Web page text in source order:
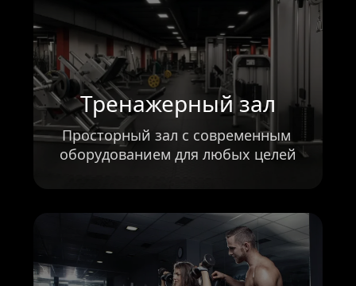
Тренажерный зал
Просторный зал с современным
оборудованием для любых целей